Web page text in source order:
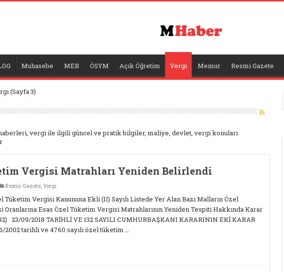
Muhasebe MEB ÖSYM Açık Öğretim Vergi Memur Resmi Gazete
(Sayfa 3)
haberleri, vergi ile ilgili güncel ve pratik bilgiler, maliye, devlet, vergi konuları
Vergisi Matrahları Yeniden Belirlendi
Resmi Gazete, Vergi
Tüketim Vergisi Kanununa Ekli (II) Sayılı Listede Yer Alan Bazı Malların Özel
Esas Özel Tüketim Vergisi Matrahlarının Yeniden Tespiti Hakkında Karar
23/09/2018 TARİHLİ VE 132 SAYILI CUMHURBAŞKANI KARARININ EKİ KARAR
2002 tarihli ve 4760 sayılı özel tüketim …